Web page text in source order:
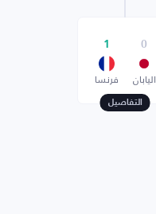
0
اليابان
1
فرنسا
التفاصيل